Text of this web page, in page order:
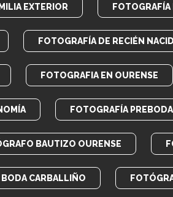
EXTERIOR FOTOGRAFÍA
FOTOGRAFÍA DE RECIÉN
FOTOGRAFIA EN OURENSE
FOTOGRAFÍA PREBODA
BAUTIZO OURENSE
CARBALLIÑO